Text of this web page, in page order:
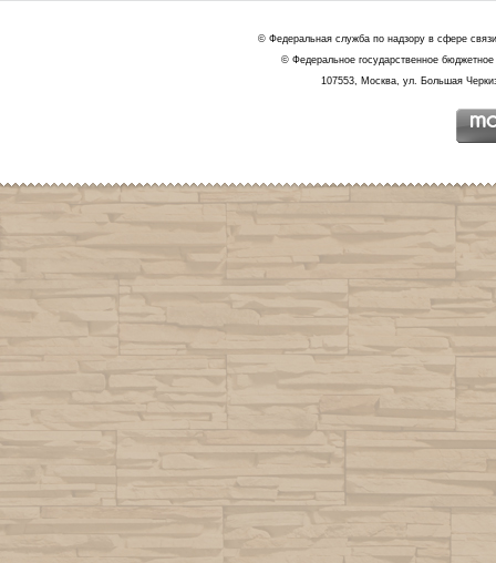
© Федеральная служба по надзору в сфере
© Федеральное государственное
107553, Москва, ул. Большая